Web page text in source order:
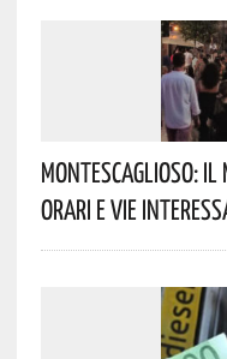
Montescaglioso: Il
Orari E Vie